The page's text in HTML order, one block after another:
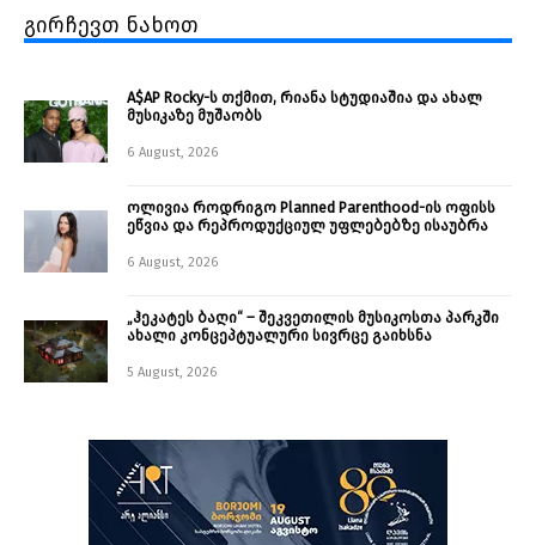
გირჩევთ ნახოთ
A$AP Rocky-ს თქმით, რიანა სტუდიაშია და ახალ
მუსიკაზე მუშაობს
6 August, 2026
ოლივია როდრიგო Planned Parenthood-ის ოფისს
ეწვია და რეპროდუქციულ უფლებებზე ისაუბრა
6 August, 2026
„ჰეკატეს ბაღი“ – შეკვეთილის მუსიკოსთა პარკში
ახალი კონცეპტუალური სივრცე გაიხსნა ￼
5 August, 2026